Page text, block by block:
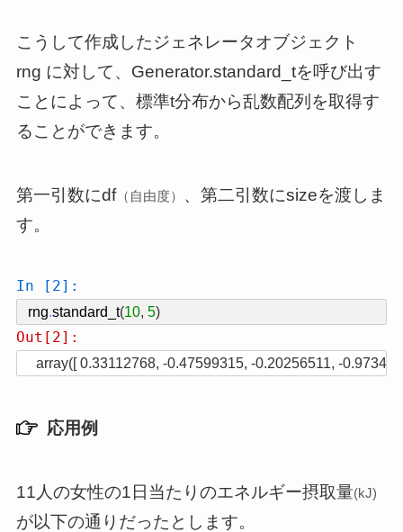
こうして作成したジェネレータオブジェクト
rng に対して、Generator.standard_tを呼び出す
ことによって、標準t分布から乱数配列を取得す
ることができます。
第一引数にdf（自由度）
、第二引数にsizeを渡しま
す。
In [2]:
rng.standard_t(10, 5)
Out[2]:
array([ 0.33112768, -0.47599315, -0.20256511, -
応用例
11人の女性の1日当たりのエネルギー摂取量(kJ)
が以下の通りだったとします。